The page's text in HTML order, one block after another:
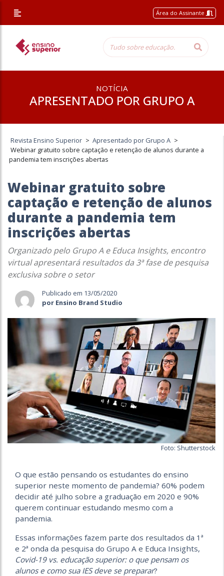
Área do Assinante
NOTÍCIA
APRESENTADO POR GRUPO A
Revista Ensino Superior > Apresentado por Grupo A >
Webinar gratuito sobre captação e retenção de alunos durante a
pandemia tem inscrições abertas
Webinar gratuito sobre
captação e retenção de alunos
durante a pandemia tem
inscrições abertas
Organizado pelo Grupo A e Educa Insights, encontro
virtual apresentará resultados da 3ª fase de pesquisa
exclusiva sobre o setor
Publicado em 13/05/2020
por Ensino Brand Studio
Foto: Shutterstock
O que estão pensando os estudantes do ensino
superior neste momento de pandemia? 60% podem
decidir até julho sobre a graduação em 2020 e 90%
querem continuar estudando mesmo com a
pandemia.
Essas informações fazem parte dos resultados da 1ª
e 2ª onda da pesquisa do Grupo A e Educa Insights,
Covid-19 vs. educação superior: o que pensam os
alunos e como sua IES deve se preparar?